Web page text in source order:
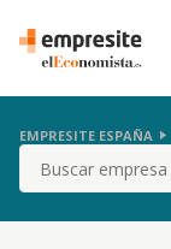
EMPRESITE ESPAÑA
Buscar